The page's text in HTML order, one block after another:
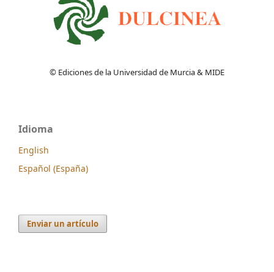
© Ediciones de la Universidad de Murcia & MIDE
Idioma
English
Español (España)
Enviar un artículo